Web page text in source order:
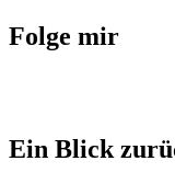
Folge mir
Ein Blick